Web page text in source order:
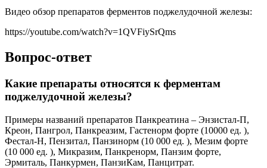
Видео обзор препаратов ферментов поджелудочной железы:
https://youtube.com/watch?v=1QVFiySrQms
Вопрос-ответ
Какие препараты относятся к ферментам
поджелудочной железы?
Примеры названий препаратов Панкреатина – Энзистал-П,
Креон, Пангрол, Панкреазим, Гастенорм форте (10000 ед. ),
Фестал-Н, Пензитал, Панзинорм (10 000 ед. ), Мезим форте
(10 000 ед. ), Микразим, Панкренорм, Панзим форте,
Эрмиталь, Панкурмен, ПанзиКам, Панцитрат.